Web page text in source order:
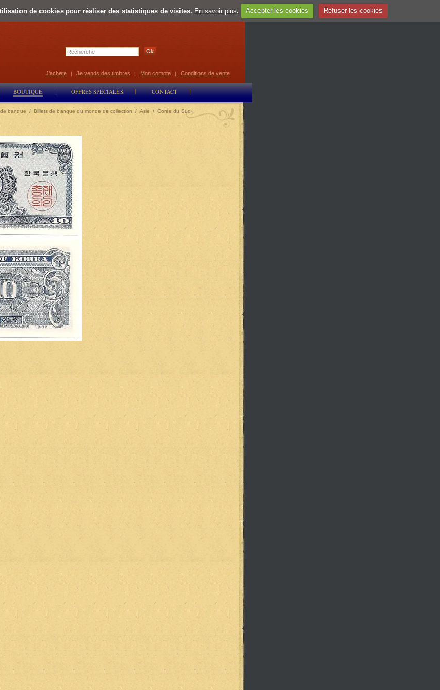
de cookies pour réaliser des statistiques de visites. En savoir plus. Accepter les cookies Refuser les cookies
Select Language ▼
BOUTIQUE OFFRES SPÉCIALES CONTACT
J'achète | Je vends des timbres | Mon compte | Conditions de vente
banque / Billets de banque du monde de collection / Asie / Corée du Sud